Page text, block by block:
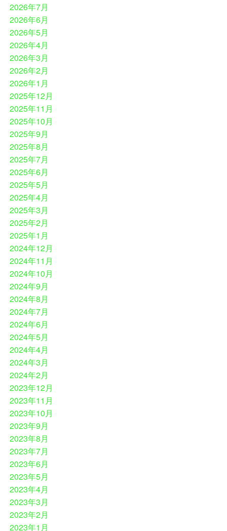
2026年7月
2026年6月
2026年5月
2026年4月
2026年3月
2026年2月
2026年1月
2025年12月
2025年11月
2025年10月
2025年9月
2025年8月
2025年7月
2025年6月
2025年5月
2025年4月
2025年3月
2025年2月
2025年1月
2024年12月
2024年11月
2024年10月
2024年9月
2024年8月
2024年7月
2024年6月
2024年5月
2024年4月
2024年3月
2024年2月
2023年12月
2023年11月
2023年10月
2023年9月
2023年8月
2023年7月
2023年6月
2023年5月
2023年4月
2023年3月
2023年2月
2023年1月